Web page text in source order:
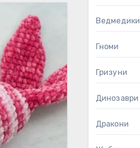
Ведмедики
Гноми
Гризуни
Динозаври
Дракони